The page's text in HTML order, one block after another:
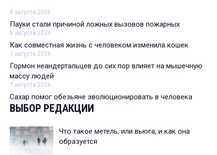
8 августа 2026
Пауки стали причиной ложных вызовов пожарных
8 августа 2026
Как совместная жизнь с человеком изменила кошек
7 августа 2026
Гормон неандертальцев до сих пор влияет на мышечную
массу людей
7 августа 2026
Сахар помог обезьяне эволюционировать в человека
ВЫБОР РЕДАКЦИИ
Что такое метель, или вьюга, и как она
образуется